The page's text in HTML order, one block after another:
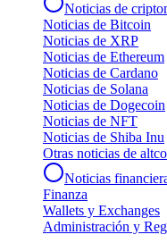
Noticias de
Noticias de Bitcoin
Noticias de XRP
Noticias de Ethereum
Noticias de Cardano
Noticias de Solana
Noticias de Dogecoin
Noticias de NFT
Noticias de Shiba Inu
Otras noticias de
Noticias
Finanza
Wallets y Exchanges
Administración y